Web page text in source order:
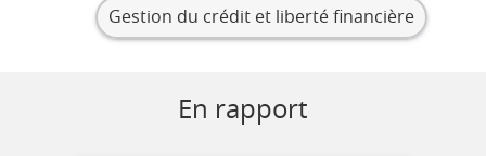
Gestion du crédit et liberté financière
En rapport